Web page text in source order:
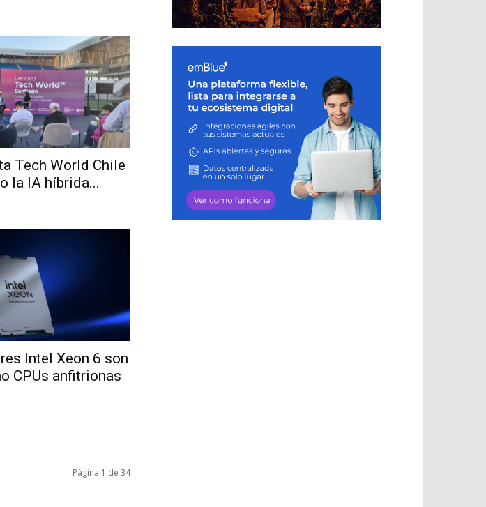
Tech World Chile
la IA híbrida...
Intel Xeon 6 son
CPUs anfitrionas
Página 1 de 34